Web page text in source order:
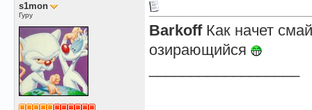
s1mon
Гуру
BarkoffКак начет
озирающийся